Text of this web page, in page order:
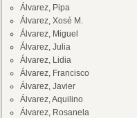
Álvarez, Pipa
Álvarez, Xosé M.
Álvarez, Miguel
Álvarez, Julia
Álvarez, Lidia
Álvarez, Francisco
Álvarez, Javier
Álvarez, Aquilino
Álvarez, Rosanela